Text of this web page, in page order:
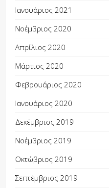
Ιανουάριος 2021
Νοέμβριος 2020
Απρίλιος 2020
Μάρτιος 2020
Φεβρουάριος 2020
Ιανουάριος 2020
Δεκέμβριος 2019
Νοέμβριος 2019
Οκτώβριος 2019
Σεπτέμβριος 2019